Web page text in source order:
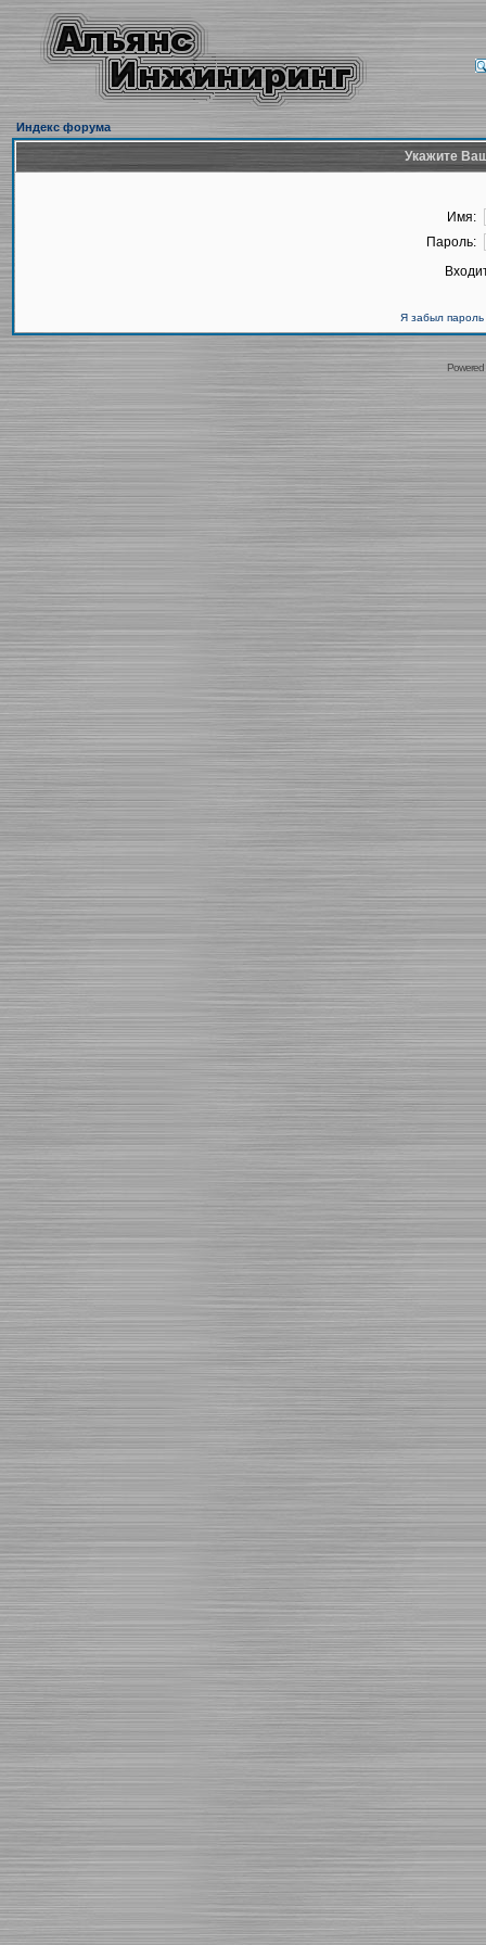
Индекс форума
Укажите
Имя:
Пароль:
Я забыл пароль